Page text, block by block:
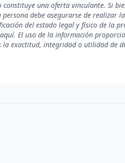
una oferta vinculante. Si
debe asegurarse de realizar
del estado legal y físico de la
El uso de la información
exactitud, integridad o utilidad de